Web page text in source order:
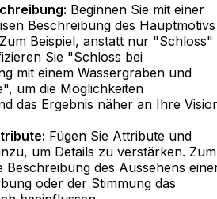
Beginnen Sie mit einer
Beschreibung des Hauptmotivs
Beispiel, anstatt nur "Schloss"
Sie "Schloss bei
mit einem Wassergraben und
um die Möglichkeiten
das Ergebnis näher an Ihre
Fügen Sie Attribute und
um Details zu verstärken. Zum
Beschreibung des Aussehens
oder der Stimmung das